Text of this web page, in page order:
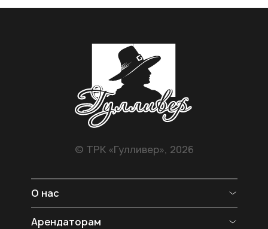
© ТРК «Гулливер», 2026
О нас
О ТРК
Арендаторам